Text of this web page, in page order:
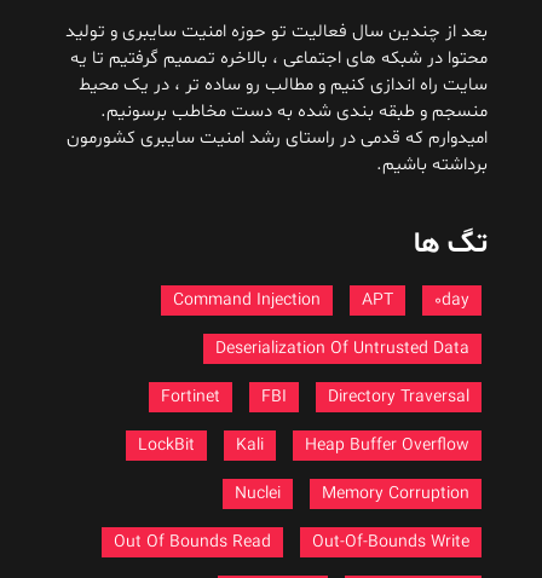
بعد از چندین سال فعالیت تو حوزه امنیت سایبری و تولید
محتوا در شبکه های اجتماعی ، بالاخره تصمیم گرفتیم تا یه
سایت راه اندازی کنیم و مطالب رو ساده تر ، در یک محیط
منسجم و طبقه بندی شده به دست مخاطب برسونیم.
امیدوارم که قدمی در راستای رشد امنیت سایبری کشورمون
برداشته باشیم.
تگ ها
Command Injection
Deserialization Of Untrusted Data
Directory Traversal
Fortinet
Heap Buffer Overflow
LockBit
Memory Corruption
Nuclei
Out-Of-Bounds Write
Out Of Bounds Read